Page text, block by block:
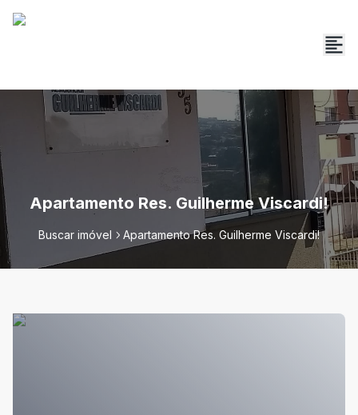
Apartamento Res. Guilherme Viscardi!
Buscar imóvel Apartamento Res. Guilherme Viscardi!